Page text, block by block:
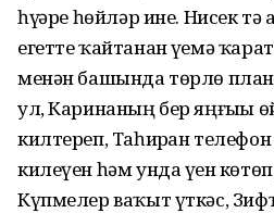
һүҙҙәре һөйләр ине. Нисек
егетте ҡайтанан үҙемә
менән башында төрлө
ул, Каринаның бер яңғыҙы
килтереп, Таһирҙан
килеүен һәм унда үҙен
Күпмелер ваҡыт үткәс,